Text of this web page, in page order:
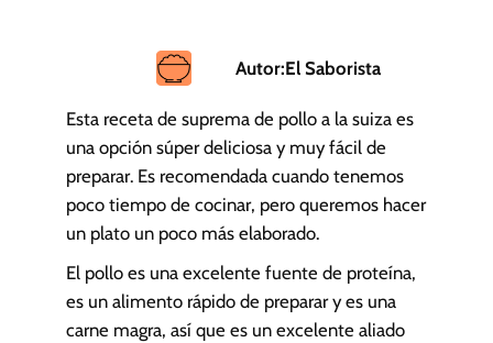
Autor:El Saborista
Esta receta de suprema de pollo a la suiza es
una opción súper deliciosa y muy fácil de
preparar. Es recomendada cuando tenemos
poco tiempo de cocinar, pero queremos hacer
un plato un poco más elaborado.
El pollo es una excelente fuente de proteína,
es un alimento rápido de preparar y es una
carne magra, así que es un excelente aliado